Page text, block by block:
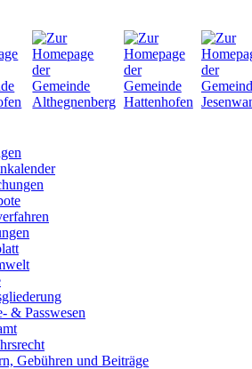
& Passwesen
Gebühren und Beiträge